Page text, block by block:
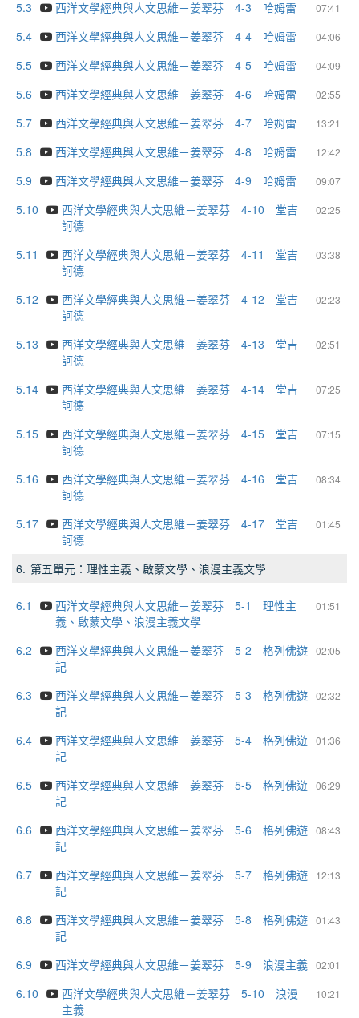
5.3 07:41
西洋文學經典與人文思維－姜翠芬 4-3 哈姆雷
5.4
04:06
西洋文學經典與人文思維－姜翠芬 4-4 哈姆雷
5.5
04:09
西洋文學經典與人文思維－姜翠芬 4-5 哈姆雷
5.6
02:55
西洋文學經典與人文思維－姜翠芬 4-6 哈姆雷
5.7
13:21
西洋文學經典與人文思維－姜翠芬 4-7 哈姆雷
5.8
12:42
西洋文學經典與人文思維－姜翠芬 4-8 哈姆雷
5.9
09:07
西洋文學經典與人文思維－姜翠芬 4-9 哈姆雷
5.10
02:25
西洋文學經典與人文思維－姜翠芬 4-10 堂吉
訶德
5.11
03:38
西洋文學經典與人文思維－姜翠芬 4-11 堂吉
訶德
5.12
02:23
西洋文學經典與人文思維－姜翠芬 4-12 堂吉
訶德
5.13
02:51
西洋文學經典與人文思維－姜翠芬 4-13 堂吉
訶德
5.14
07:25
西洋文學經典與人文思維－姜翠芬 4-14 堂吉
訶德
5.15
07:15
西洋文學經典與人文思維－姜翠芬 4-15 堂吉
訶德
5.16
08:34
西洋文學經典與人文思維－姜翠芬 4-16 堂吉
訶德
5.17
01:45
西洋文學經典與人文思維－姜翠芬 4-17 堂吉
訶德
6. 第五單元：理性主義、啟蒙文學、浪漫主義文學
6.1 01:51
西洋文學經典與人文思維－姜翠芬 5-1 理性主
義、啟蒙文學、浪漫主義文學
6.2
02:05
西洋文學經典與人文思維－姜翠芬 5-2 格列佛遊
記
6.3
02:32
西洋文學經典與人文思維－姜翠芬 5-3 格列佛遊
記
6.4
01:36
西洋文學經典與人文思維－姜翠芬 5-4 格列佛遊
記
6.5
06:29
西洋文學經典與人文思維－姜翠芬 5-5 格列佛遊
記
6.6
08:43
西洋文學經典與人文思維－姜翠芬 5-6 格列佛遊
記
6.7
12:13
西洋文學經典與人文思維－姜翠芬 5-7 格列佛遊
記
6.8
01:43
西洋文學經典與人文思維－姜翠芬 5-8 格列佛遊
記
6.9
02:01
西洋文學經典與人文思維－姜翠芬 5-9 浪漫主義
6.10
10:21
西洋文學經典與人文思維－姜翠芬 5-10 浪漫
主義